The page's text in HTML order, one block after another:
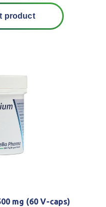
product
mg (60 V-caps)